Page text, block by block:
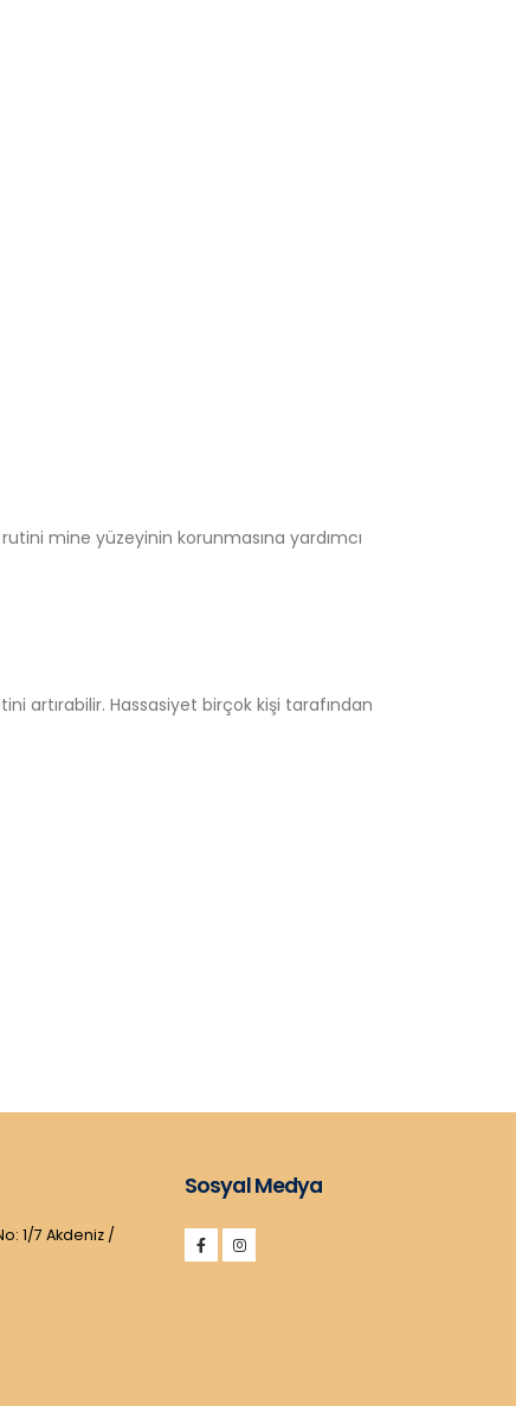
mine yüzeyinin korunmasına yardımcı
artırabilir. Hassasiyet birçok kişi tarafından
1/7 Akdeniz /
Sosyal Medya